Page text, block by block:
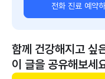
전화 진료 예약하
함께 건강해지고 싶
이 글을 공유해보세